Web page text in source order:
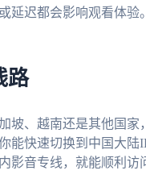
延迟都会影响观看体验
路
坡、越南还是其他国家
能快速切换到中国大陆
影音专线，就能顺利访